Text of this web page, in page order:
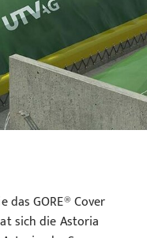
das GORE® Cover
sich die Astoria